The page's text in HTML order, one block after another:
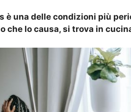
è una delle condizioni più
che lo causa, si trova in